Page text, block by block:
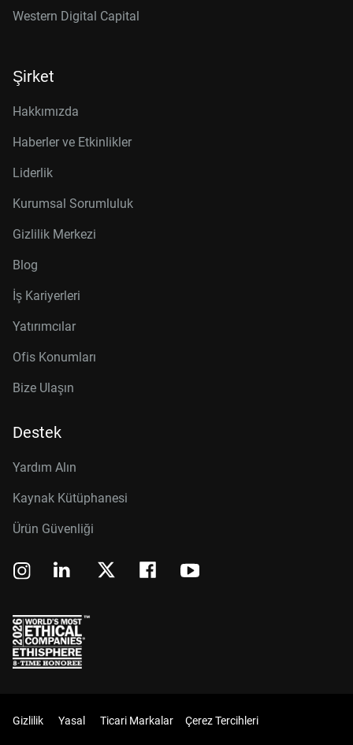
Western Digital Capital
Şirket
Hakkımızda
Haberler ve Etkinlikler
Liderlik
Kurumsal Sorumluluk
Gizlilik Merkezi
Blog
İş Kariyerleri
Yatırımcılar
Ofis Konumları
Bize Ulaşın
Destek
Yardım Alın
Kaynak Kütüphanesi
Ürün Güvenliği
Gizlilik Yasal Ticari Markalar Çerez Tercihleri